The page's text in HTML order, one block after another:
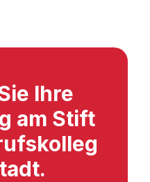
Ihre
am Stift